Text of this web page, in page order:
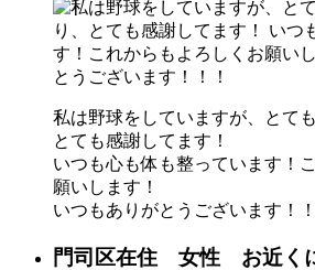
私は野球をしていますが、とて
とても感謝してます！
いつも心も体も整っています！
願いします！
いつもありがとうございます！！
門司区在住 女性 お近く